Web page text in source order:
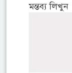
মন্তব্য লিখুন